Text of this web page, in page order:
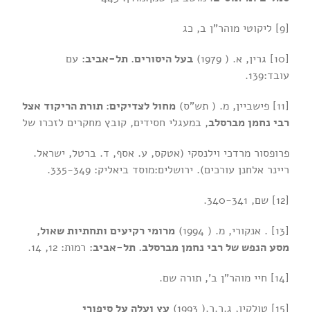
[9] ליקוטי מוהר”ן ב, כג
[10] גרין, א. ( 1979)
בעל היסורים. תל-אביב: עם
עובד:139.
[11] פישביין, מ. ( תש”ס)
מחול לצדיקים: תורת הריקוד אצל
רבי נחמן מברסלב, במעגלי חסידים, קובץ מחקרים לזכרו של
פרופסור מרדכי וילנסקי (אטקס, ע. אסף, ד. ברטל, ישראל.
ריינר אלחנן עורכים). ירושלים:מוסד ביאליק: 335-349.
[12] שם, 340-341.
[13] . אנקורי, מ. ( 1994)
מרומי רקיעים ותחתיות שאול,
מסע הנפש של רבי נחמן מברסלב. תל-אביב: רמות: 12, 14.
[14] חיי מוהר”ן ב’, תורה שם.
[15] טולקין, ג.ר.ר.( 1993)
עץ ועלה על סיפורי